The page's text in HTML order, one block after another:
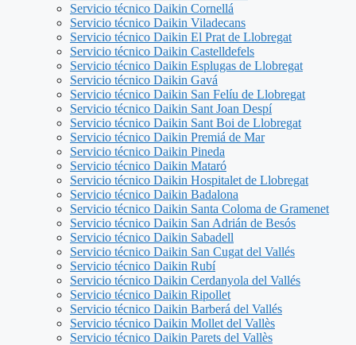
Servicio técnico Daikin Cornellá
Servicio técnico Daikin Viladecans
Servicio técnico Daikin El Prat de Llobregat
Servicio técnico Daikin Castelldefels
Servicio técnico Daikin Esplugas de Llobregat
Servicio técnico Daikin Gavá
Servicio técnico Daikin San Felíu de Llobregat
Servicio técnico Daikin Sant Joan Despí
Servicio técnico Daikin Sant Boi de Llobregat
Servicio técnico Daikin Premiá de Mar
Servicio técnico Daikin Pineda
Servicio técnico Daikin Mataró
Servicio técnico Daikin Hospitalet de Llobregat
Servicio técnico Daikin Badalona
Servicio técnico Daikin Santa Coloma de Gramenet
Servicio técnico Daikin San Adrián de Besós
Servicio técnico Daikin Sabadell
Servicio técnico Daikin San Cugat del Vallés
Servicio técnico Daikin Rubí
Servicio técnico Daikin Cerdanyola del Vallés
Servicio técnico Daikin Ripollet
Servicio técnico Daikin Barberá del Vallés
Servicio técnico Daikin Mollet del Vallès
Servicio técnico Daikin Parets del Vallès